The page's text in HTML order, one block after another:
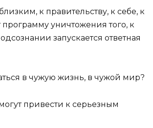
к правительству, к себе, к
уничтожения того, к
запускается ответная
в чужую жизнь, в чужой мир?
привести к серьезным